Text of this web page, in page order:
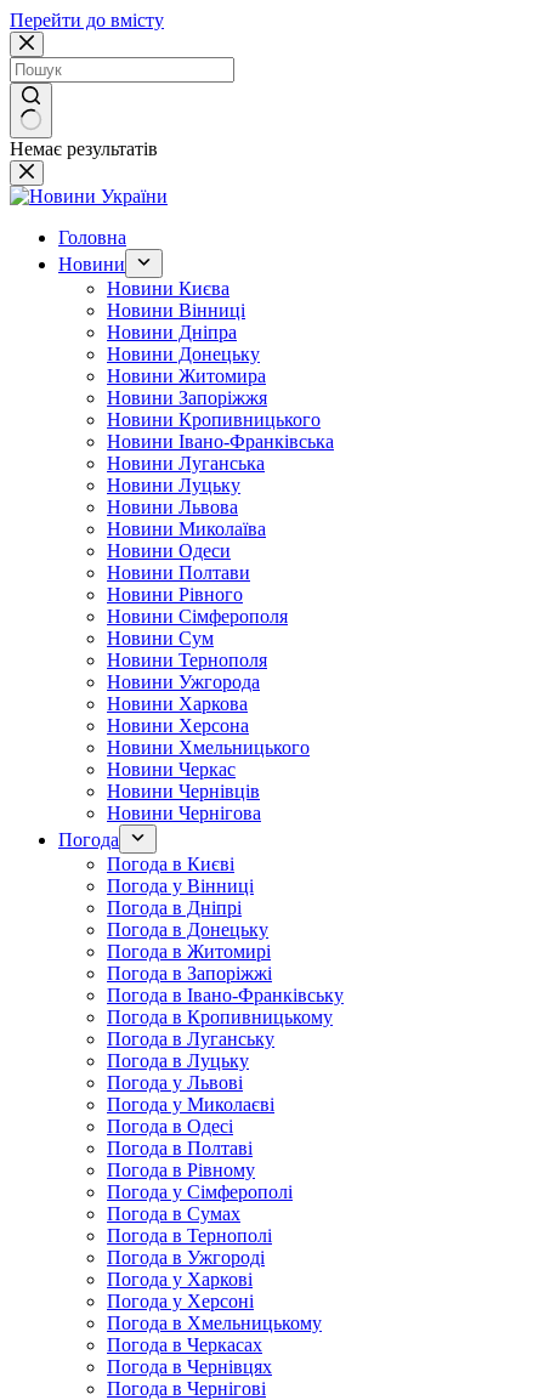
Перейти до вмісту
Немає результатів
Головна
Новини
Новини Києва
Новини Вінниці
Новини Дніпра
Новини Донецьку
Новини Житомира
Новини Запоріжжя
Новини Кропивницького
Новини Івано-Франківська
Новини Луганська
Новини Луцьку
Новини Львова
Новини Миколаїва
Новини Одеси
Новини Полтави
Новини Рівного
Новини Сімферополя
Новини Сум
Новини Тернополя
Новини Ужгорода
Новини Харкова
Новини Херсона
Новини Хмельницького
Новини Черкас
Новини Чернівців
Новини Чернігова
Погода
Погода в Києві
Погода у Вінниці
Погода в Дніпрі
Погода в Донецьку
Погода в Житомирі
Погода в Запоріжжі
Погода в Івано-Франківську
Погода в Кропивницькому
Погода в Луганську
Погода в Луцьку
Погода у Львові
Погода у Миколаєві
Погода в Одесі
Погода в Полтаві
Погода в Рівному
Погода у Сімферополі
Погода в Сумах
Погода в Тернополі
Погода в Ужгороді
Погода у Харкові
Погода у Херсоні
Погода в Хмельницькому
Погода в Черкасах
Погода в Чернівцях
Погода в Чернігові